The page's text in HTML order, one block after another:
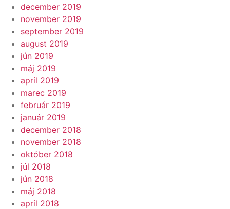
december 2019
november 2019
september 2019
august 2019
jún 2019
máj 2019
apríl 2019
marec 2019
február 2019
január 2019
december 2018
november 2018
október 2018
júl 2018
jún 2018
máj 2018
apríl 2018